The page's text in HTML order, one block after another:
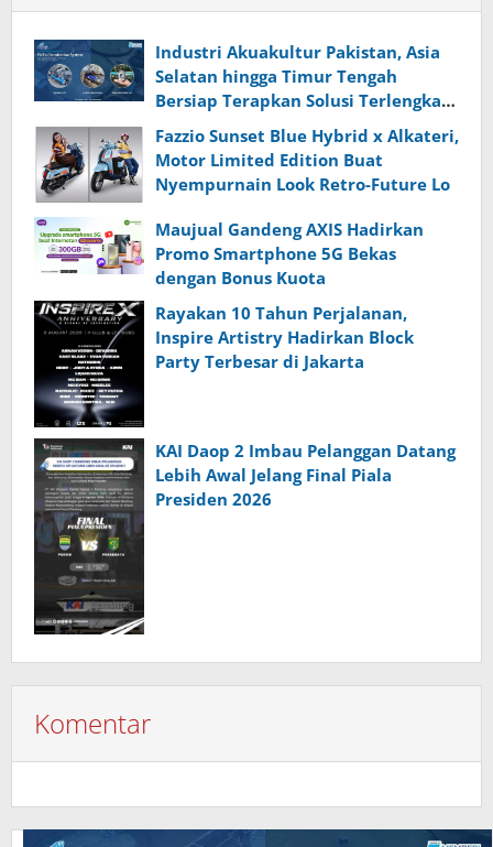
Industri Akuakultur Pakistan, Asia
Selatan hingga Timur Tengah
Bersiap Terapkan Solusi Terlengkap
dari Indonesia
Fazzio Sunset Blue Hybrid x Alkateri,
Motor Limited Edition Buat
Nyempurnain Look Retro-Future Lo
Maujual Gandeng AXIS Hadirkan
Promo Smartphone 5G Bekas
dengan Bonus Kuota
Rayakan 10 Tahun Perjalanan,
Inspire Artistry Hadirkan Block
Party Terbesar di Jakarta
KAI Daop 2 Imbau Pelanggan Datang
Lebih Awal Jelang Final Piala
Presiden 2026
Komentar